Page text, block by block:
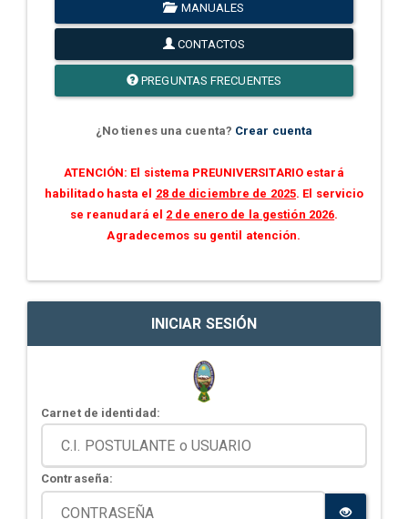
MANUALES
CONTACTOS
PREGUNTAS FRECUENTES
¿No tienes una cuenta? Crear cuenta
ATENCIÓN: El sistema PREUNIVERSITARIO estará
habilitado hasta el 28 de diciembre de 2025. El servicio
se reanudará el 2 de enero de la gestión 2026.
Agradecemos su gentil atención.
INICIAR SESIÓN
Carnet de identidad:
Contraseña: